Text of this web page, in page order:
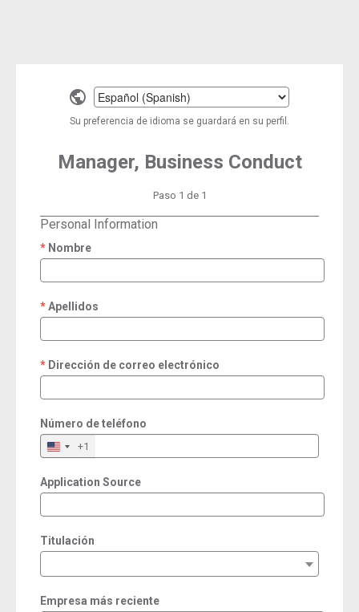
Select
a
language
Su preferencia de idioma se guardará en su perfil.
Manager, Business Conduct
Paso 1 de 1
Personal Information
Nombre
required
Apellidos
required
Dirección de correo electrónico
required
Número de teléfono
+1
Application Source
Titulación
Empresa más reciente